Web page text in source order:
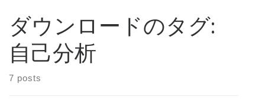
ダウンロードのタグ:
自己分析
7 posts